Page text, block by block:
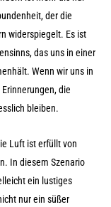
der die
widerspiegelt. Es ist
das uns in einer
Wenn wir uns in
die
bleiben.
Luft ist erfüllt von
In diesem Szenario
ein lustiges
nur ein süßer